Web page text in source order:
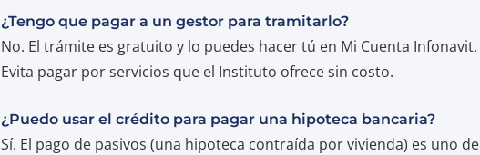
¿Tengo que pagar a un gestor para tramitarlo?
No. El trámite es gratuito y lo puedes hacer tú en Mi Cuenta Infonavit.
Evita pagar por servicios que el Instituto ofrece sin costo.
¿Puedo usar el crédito para pagar una hipoteca bancaria?
Sí. El pago de pasivos (una hipoteca contraída por vivienda) es uno de